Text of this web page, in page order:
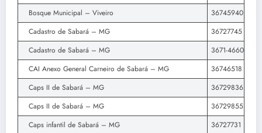
Bosque Municipal – Viveiro
36745940
Cadastro de Sabará – MG
36727745
Cadastro de Sabará – MG
3671-4660
CAI Anexo General Carneiro de Sabará – MG
36746518
Caps II de Sabará – MG
36729836
Caps II de Sabará – MG
36729855
Caps infantil de Sabará – MG
36727731